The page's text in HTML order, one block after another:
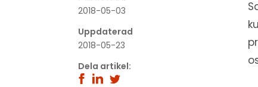
2018-05-03
Uppdaterad
2018-05-23
Dela artikel: